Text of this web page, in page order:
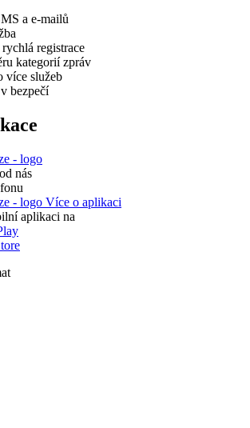
a e-mailů
registrace
kategorií zpráv
více služeb
bezpečí
nás
Více o aplikaci
aplikaci na